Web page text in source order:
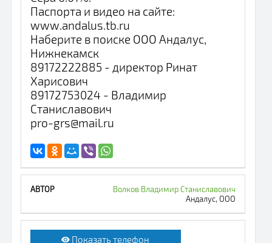
Паспорта и видео на сайте:
www.andalus.tb.ru
Наберите в поиске ООО Андалус,
Нижнекамск
89172222885 - директор Ринат
Харисович
89172753024 - Владимир
Станиславович
pro-grs@mail.ru
Волков Владимир Станиславович
Андалус, ООО
Показать телефон